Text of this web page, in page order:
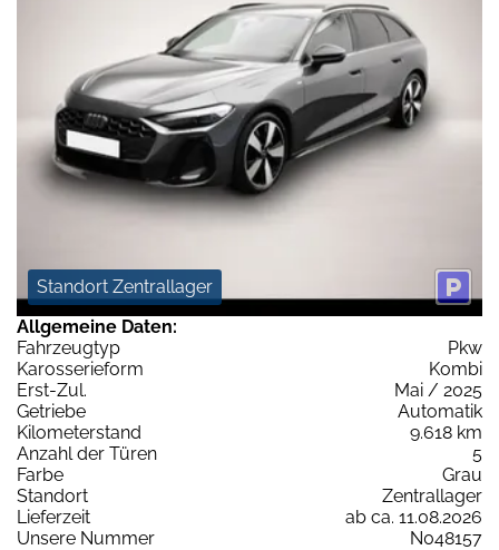
Standort Zentrallager
Allgemeine Daten:
Fahrzeugtyp
Pkw
Karosserieform
Kombi
Erst-Zul.
Mai / 2025
Getriebe
Automatik
Kilometerstand
9.618 km
Anzahl der Türen
5
Farbe
Grau
Standort
Zentrallager
Lieferzeit
ab ca. 11.08.2026
Unsere Nummer
N048157